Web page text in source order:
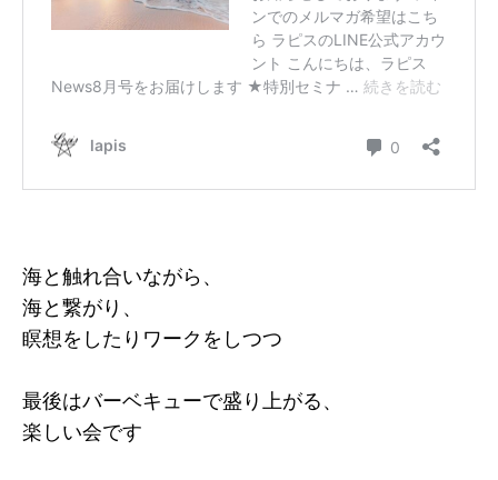
海と触れ合いながら、
海と繋がり、
瞑想をしたりワークをしつつ
最後はバーベキューで盛り上がる、
楽しい会です